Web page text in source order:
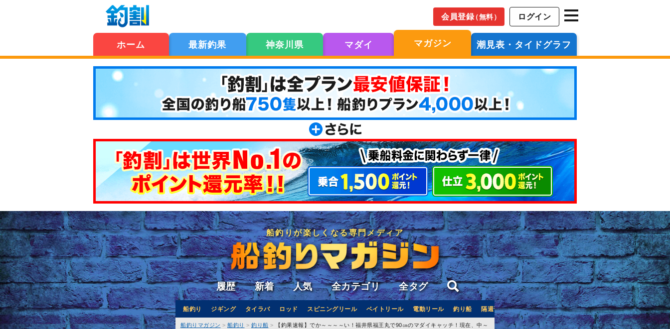
会員登録（無料） ログイン
ホーム 最新釣果 神奈川県 マダイ マガジン 潮見表・タイドグラフ
船釣りが楽しくなる専門メディア
履歴 新着 人気 全カテゴリ 全タグ
船釣り ジギング タイラバ ロッド スピニングリール ベイトリール 電動リール 釣り船 隔週刊つり情報 釣り船予約サイト「釣割」
船釣りマガジン 船釣り 釣り船
【釣果速報】でか～～～～い！福井県福王丸で90㎝のマダイキャッチ！現在、中～